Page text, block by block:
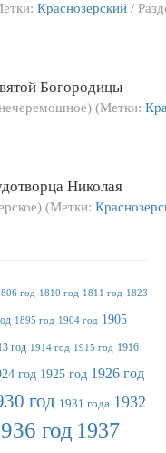
Краснозерский /
Богородицы
(Метки:
Николая
(Метки:
год 1810 год 1811 год 1823
1895 год 1904 год 1905
год 1914 год 1915 год 1916
год 1925 год 1926 год
год 1931 года 1932
год 1937